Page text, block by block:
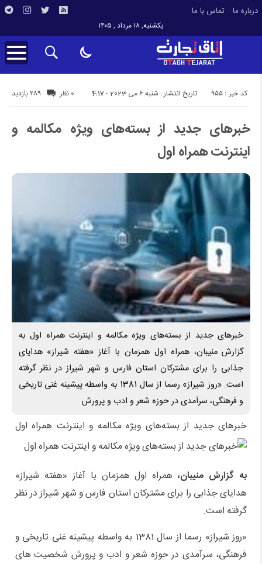
درباره ما تماس با ما
یکشنبه, ۱۸ مرداد , ۱۴۰۵
تاریخ انتشار : شنبه 6 می 2023 - 4:17 289 بازدید کد خبر : 955 0 نظر
خبرهای جدید از بسته‌های ویژه مکالمه و
اینترنت همراه اول
خبرهای جدید از بسته‌های ویژه مکالمه و اینترنت همراه اول به
گزارش منیبان، همراه اول همزمان با آغاز «هفته شیراز» هدایای
جذابی را برای مشترکان استان فارس و شهر شیراز در نظر گرفته
است. «روز شیراز» رسما از سال 1381 به واسطه پیشینه غنی تاریخی
و فرهنگی، سرآمدی در حوزه شعر و ادب و پرورش
خبرهای جدید از بسته‌های ویژه مکالمه و اینترنت همراه اول
به گزارش منیبان،همراه اول همزمان با آغاز «هفته شیراز»
هدایای جذابی را برای مشترکان استان فارس و شهر شیراز در نظر
گرفته است.
«روز شیراز» رسما از سال 1381 به واسطه پیشینه غنی تاریخی و
فرهنگی، سرآمدی در حوزه شعر و ادب و پرورش شخصیت های